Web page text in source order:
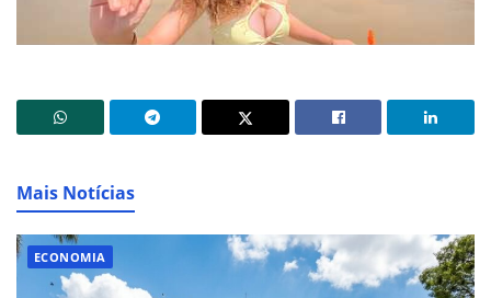
Mais Notícias
ECONOMIA